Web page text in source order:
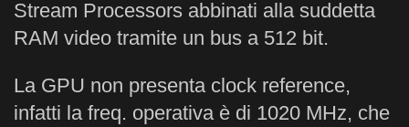
Stream Processors abbinati alla suddetta
RAM video tramite un bus a 512 bit.
La GPU non presenta clock reference,
infatti la freq. operativa è di 1020 MHz, che